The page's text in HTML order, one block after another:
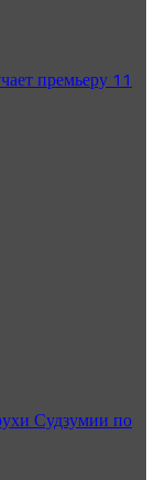
премьеру 11
Судзумии по